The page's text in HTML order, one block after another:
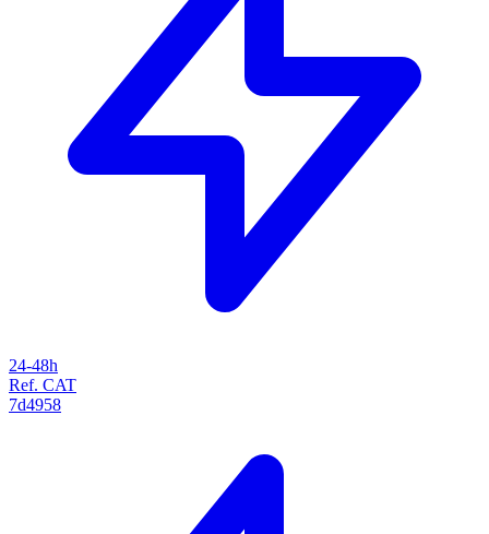
24-48h
Ref. CAT
7d4958